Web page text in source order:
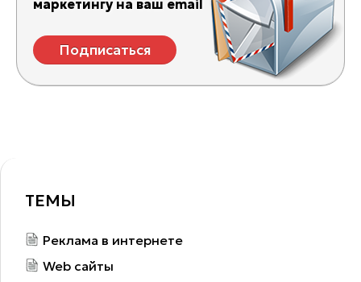
маркетингу на ваш email
Подписаться
ТЕМЫ
Реклама в интернете
Web сайты